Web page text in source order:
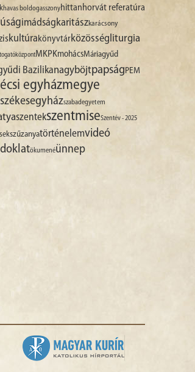
havas boldogasszonyhittanhorvát referatúra
imádságkaritászkarácsony
kultúra könyvtárközösségliturgia
MKPKmohácsMáriagyűd
Bazilikanagyböjtpapság PEM
egyházmegye
szabadegyetem
szentekszentmiseSzentév - 2025
szűzanyatörténelemvideó
ökumenéünnep